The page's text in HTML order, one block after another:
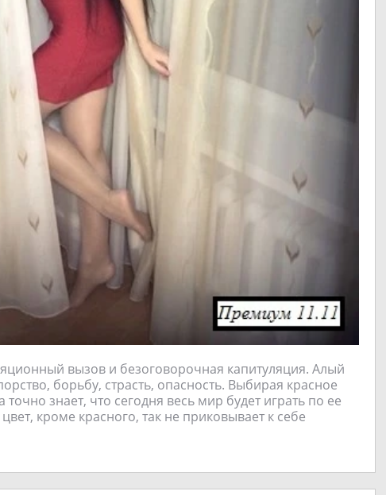
вызов и безоговорочная капитуляция. Алый
борьбу, страсть, опасность. Выбирая красное
знает, что сегодня весь мир будет играть по ее
кроме красного, так не приковывает к себе